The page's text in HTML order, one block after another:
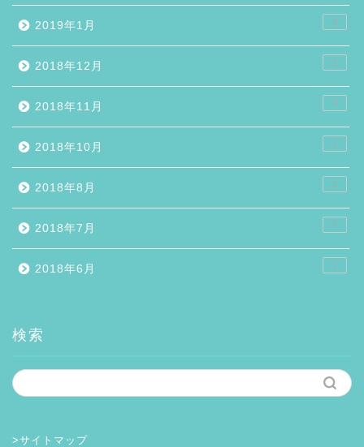
2019年1月 3
2018年12月 2
2018年11月 4
2018年10月 1
2018年8月 1
2018年7月 7
2018年6月 7
検索
>サイトマップ